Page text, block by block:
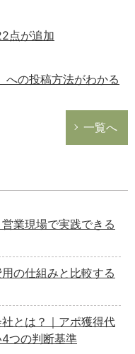
点が追加
への投稿方法がわかる
一覧へ
業現場で実践できる
の仕組みと比較する
とは？｜アポ獲得代
つの判断基準